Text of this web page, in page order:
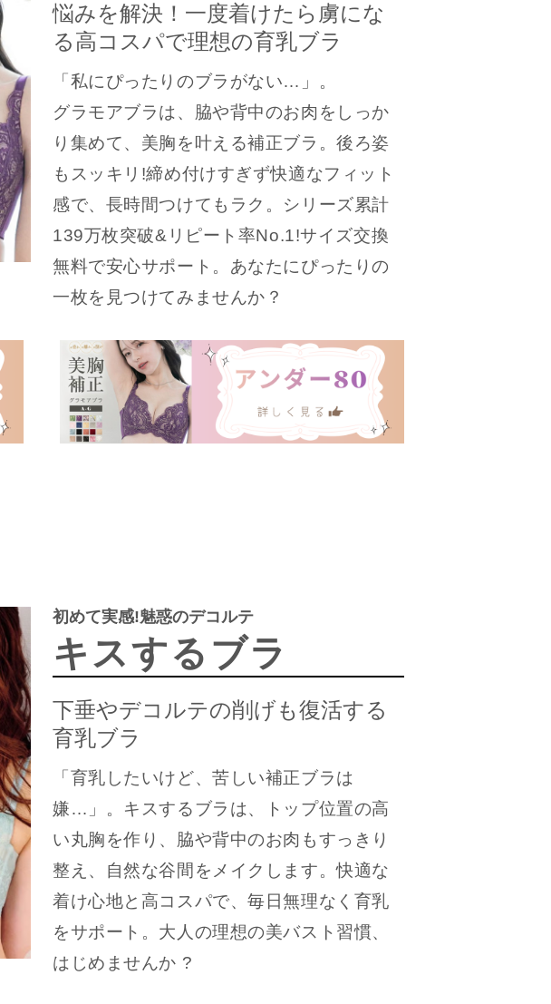
悩みを解決！一度着けたら虜にな
る高コスパで理想の育乳ブラ
「私にぴったりのブラがない…」。
グラモアブラは、脇や背中のお肉をしっか
り集めて、美胸を叶える補正ブラ。後ろ姿
もスッキリ!締め付けすぎず快適なフィット
感で、長時間つけてもラク。シリーズ累計
139万枚突破&リピート率No.1!サイズ交換
無料で安心サポート。あなたにぴったりの
一枚を見つけてみませんか？
初めて実感!魅惑のデコルテ
キスするブラ
下垂やデコルテの削げも復活する
育乳ブラ
「育乳したいけど、苦しい補正ブラは
嫌…」。キスするブラは、トップ位置の高
い丸胸を作り、脇や背中のお肉もすっきり
整え、自然な谷間をメイクします。快適な
着け心地と高コスパで、毎日無理なく育乳
をサポート。大人の理想の美バスト習慣、
はじめませんか ?